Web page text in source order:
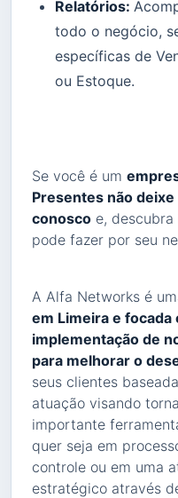
Relatórios:
todo o negócio,
específicas de
ou Estoque.
Se você é um
Presentes não
conosco e,
pode fazer por seu
A Alfa Networks é
em Limeira e
implementação de
para melhorar o
seus clientes
atuação visando
importante
quer seja em
controle ou em uma
estratégico através